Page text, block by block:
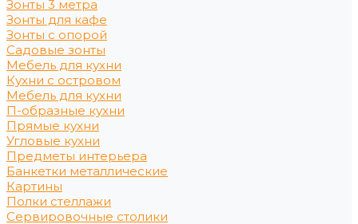
Зонты 3 метра
Зонты для кафе
Зонты с опорой
Садовые зонты
Мебель для кухни
Кухни с островом
Мебель для кухни
П-образные кухни
Прямые кухни
Угловые кухни
Предметы интерьера
Банкетки металлические
Картины
Полки стеллажи
Сервировочные столики